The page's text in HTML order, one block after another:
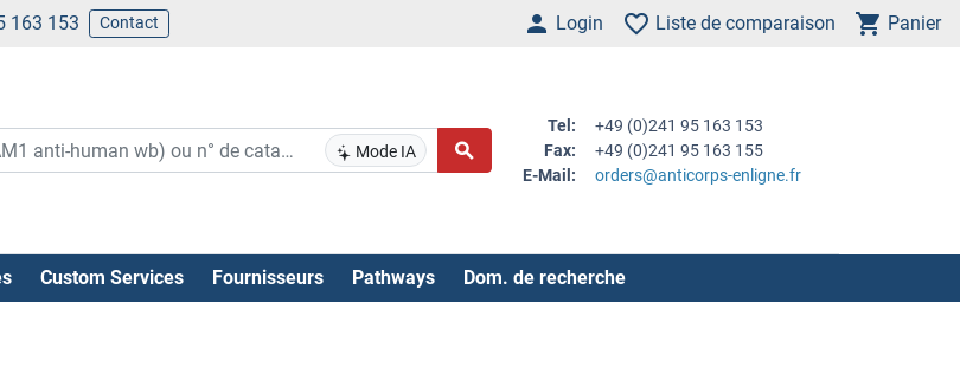
163 153 Contact Login Liste de comparaison Panier
Mode IA
Tel:
+49 (0)241 95 163 153
Fax:
+49 (0)241 95 163 155
E-Mail:
orders@anticorps-enligne.fr
Custom Services Fournisseurs Pathways Dom. de recherche